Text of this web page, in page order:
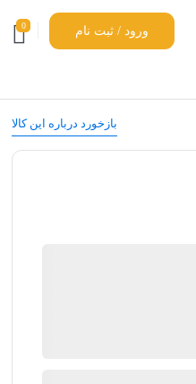
ورود / ثبت نام 0
بازخورد درباره این کالا